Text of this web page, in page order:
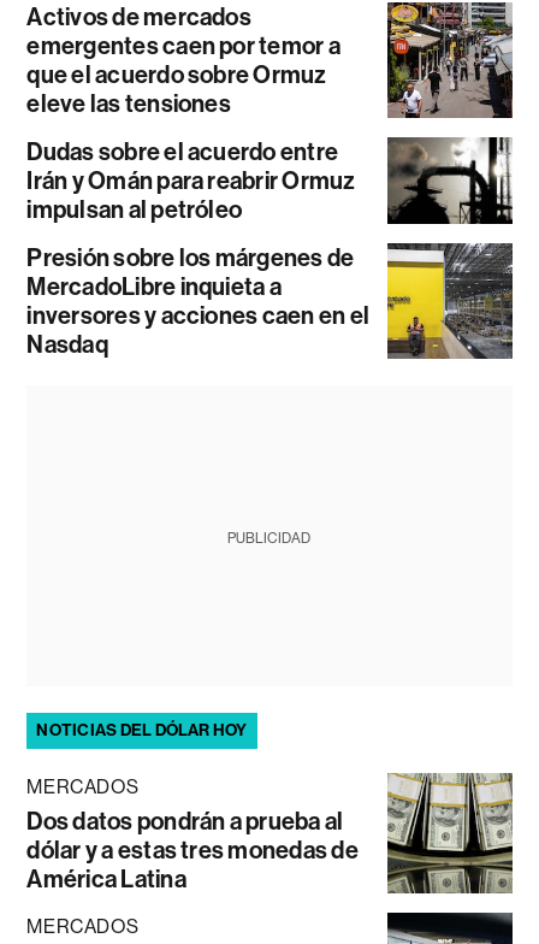
Activos de mercados
emergentes caen por temor a
que el acuerdo sobre Ormuz
eleve las tensiones
Dudas sobre el acuerdo entre
Irán y Omán para reabrir Ormuz
impulsan al petróleo
Presión sobre los márgenes de
MercadoLibre inquieta a
inversores y acciones caen en el
Nasdaq
PUBLICIDAD
NOTICIAS DEL DÓLAR HOY
MERCADOS
Dos datos pondrán a prueba al
dólar y a estas tres monedas de
América Latina
MERCADOS